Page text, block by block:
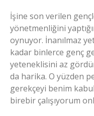
İşine son verilen
yönetmenliğini
oynuyor. İnanılmaz
kadar binlerce genç
yeteneklisini az
da harika. O yüzden
gerekçeyi benim
birebir çalışıyorum